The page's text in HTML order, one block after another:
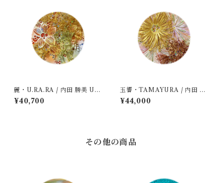
麗・U.RA.RA / 内田 勝美 Uc
hida Katsumi
¥40,700
玉響・TAMAYURA / 内田 勝
美 Uchida Katsumi
¥44,000
その他の商品